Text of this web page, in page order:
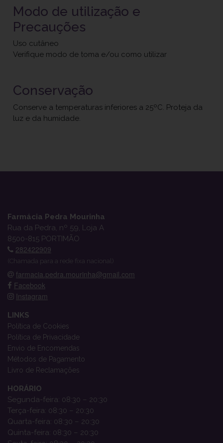
Modo de utilização e
Precauções
Uso cutâneo
Verifique modo de toma e/ou como utilizar
Conservação
Conserve a temperaturas inferiores a 25ºC. Proteja da
luz e da humidade.
Farmácia Pedra Mourinha
Rua da Pedra, nº 59, Loja A
8500-815 PORTIMÃO
282422909
(Chamada para a rede fixa nacional)
farmacia.pedra.mourinha@gmail.com
Facebook
Instagram
LINKS
Política de Cookies
Política de Privacidade
Envio de Encomendas
Métodos de Pagamento
Livro de Reclamações
HORÁRIO
Segunda-feira: 08:30 – 20:30
Terça-feira: 08:30 – 20:30
Quarta-feira: 08:30 – 20:30
Quinta-feira: 08:30 – 20:30